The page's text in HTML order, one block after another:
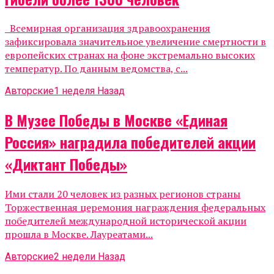
Всемирная организация здравоохранения
зафиксировала значительное увеличение смертности в
европейских странах на фоне экстремально высоких
температур. По данным ведомства, с...
Авторские1 неделя Назад
В Музее Победы в Москве «Единая
Россия» наградила победителей акции
«Диктант Победы»
Ими стали 20 человек из разных регионов страны
Торжественная церемония награждения федеральных
победителей международной исторической акции
прошла в Москве. Лауреатами...
Авторские2 недели Назад